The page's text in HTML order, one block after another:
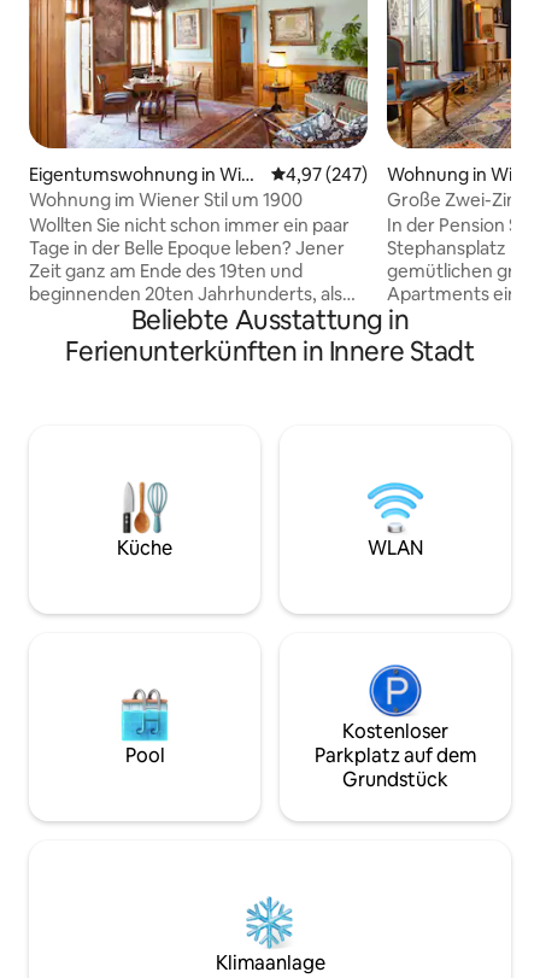
Eigentumswohnung in Wie
n
Durchschnittliche Bewertung:
4,97 (247)
Wohnung im Wiener Stil um 1900
Wollten Sie nicht schon immer ein paar
Tage in der Belle Epoque leben? Jener
Zeit ganz am Ende des 19ten und
beginnenden 20ten Jahrhunderts, als
Wien noch eine Kaiserstadt war und
Machtzentrum der K.u.K. Monarchie
von Österreich-Ungarn? Als die Stadt in
Gelegenheit dazu! Videopräsentation
auf Youtube unter Eingabe im
Suchfenster : V1I9E0N0NA Apa
Wohnung in Wien
Große Zwei-
Blick auf den Dom
In der Pension
Stephansplatz
gemütlichen
Apartments eine
können kein
zusagen. Alle
beeindruckenden
TV, Mobiltelefon
Die Reinigung
an Werktagen
inbegriffen.
Beliebte Ausstattung in
Ferienunterkünften in Innere Stadt
Küche WLAN
Pool
Kostenloser
Parkplatz auf dem
Grundstück
Klimaanlage